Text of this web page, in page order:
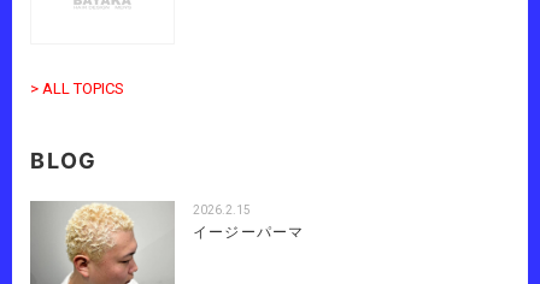
> ALL TOPICS
BLOG
2026.2.15
イージーパーマ